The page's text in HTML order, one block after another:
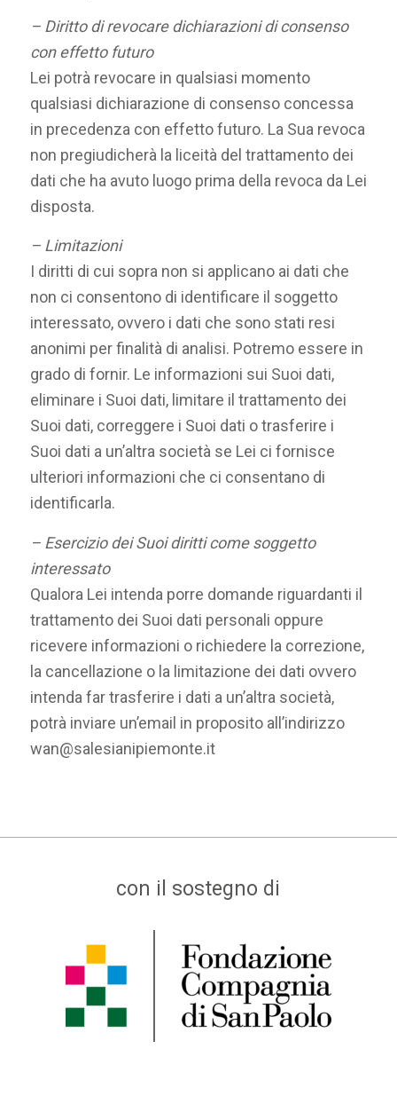
– Diritto di revocare dichiarazioni di consenso
con effetto futuro
Lei potrà revocare in qualsiasi momento
qualsiasi dichiarazione di consenso concessa
in precedenza con effetto futuro. La Sua revoca
non pregiudicherà la liceità del trattamento dei
dati che ha avuto luogo prima della revoca da Lei
disposta.
– Limitazioni
I diritti di cui sopra non si applicano ai dati che
non ci consentono di identificare il soggetto
interessato, ovvero i dati che sono stati resi
anonimi per finalità di analisi. Potremo essere in
grado di fornir. Le informazioni sui Suoi dati,
eliminare i Suoi dati, limitare il trattamento dei
Suoi dati, correggere i Suoi dati o trasferire i
Suoi dati a un’altra società se Lei ci fornisce
ulteriori informazioni che ci consentano di
identificarla.
– Esercizio dei Suoi diritti come soggetto
interessato
Qualora Lei intenda porre domande riguardanti il
trattamento dei Suoi dati personali oppure
ricevere informazioni o richiedere la correzione,
la cancellazione o la limitazione dei dati ovvero
intenda far trasferire i dati a un’altra società,
potrà inviare un’email in proposito all’indirizzo
wan@salesianipiemonte.it
con il sostegno di